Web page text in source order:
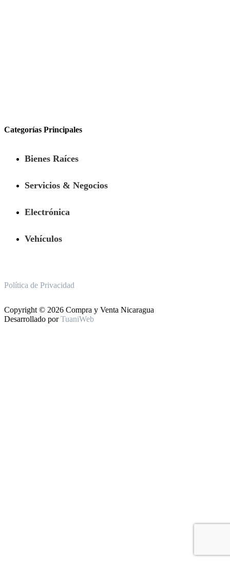
Categorías Principales
Bienes Raíces
Servicios & Negocios
Electrónica
Vehículos
Política de Privacidad
Copyright © 2026 Compra y Venta Nicaragua
Desarrollado porTuaniWeb